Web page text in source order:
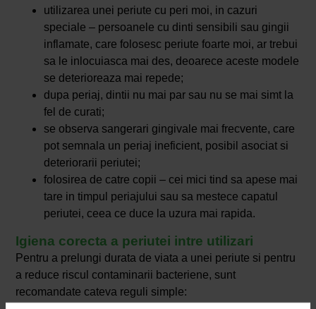
utilizarea unei periute cu peri moi, in cazuri
speciale – persoanele cu dinti sensibili sau gingii
inflamate, care folosesc periute foarte moi, ar trebui
sa le inlocuiasca mai des, deoarece aceste modele
se deterioreaza mai repede;
dupa periaj, dintii nu mai par sau nu se mai simt la
fel de curati;
se observa sangerari gingivale mai frecvente, care
pot semnala un periaj ineficient, posibil asociat si
deteriorarii periutei;
folosirea de catre copii – cei mici tind sa apese mai
tare in timpul periajului sau sa mestece capatul
periutei, ceea ce duce la uzura mai rapida.
Igiena corecta a periutei intre utilizari
Pentru a prelungi durata de viata a unei periute si pentru
a reduce riscul contaminarii bacteriene, sunt
recomandate cateva reguli simple: